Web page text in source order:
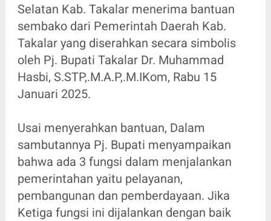
Selatan Kab. Takalar menerima bantuan
sembako dari Pemerintah Daerah Kab.
Takalar yang diserahkan secara simbolis
oleh Pj. Bupati Takalar Dr. Muhammad
Hasbi, S.STP,.M.A.P,.M.IKom, Rabu 15
Januari 2025.
Usai menyerahkan bantuan, Dalam
sambutannya Pj. Bupati menyampaikan
bahwa ada 3 fungsi dalam menjalankan
pemerintahan yaitu pelayanan,
pembangunan dan pemberdayaan. Jika
Ketiga fungsi ini dijalankan dengan baik